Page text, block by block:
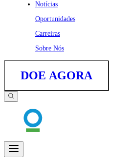
Notícias
Oportunidades
Carreiras
Sobre Nós
DOE AGORA